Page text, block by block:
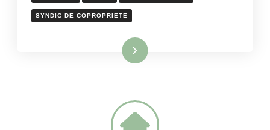
SYNDIC DE COPROPRIETE
Lire la suite